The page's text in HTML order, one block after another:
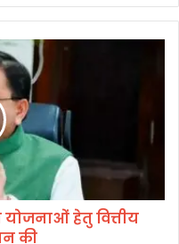
हेतु वित्तीय
की